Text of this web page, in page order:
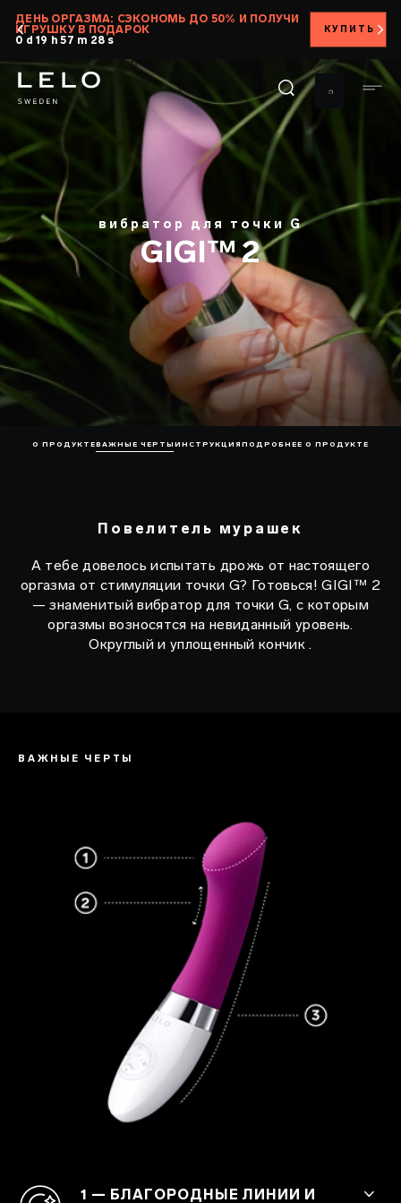
Перейти
содержанию
ДЕНЬ ОРГАЗМА: СЭКОНОМЬ ДО 50% И ПОЛУЧИ
ИГРУШКУ В ПОДАРОК
0 d 19 h 57 m 26 s
КУПИТЬ
вибратор для точки G
GIGI™ 2
О ПРОДУКТЕВАЖНЫЕ ЧЕРТЫ ИНСТРУКЦИЯ ПОДРОБНЕЕ О ПРОДУКТЕ
Повелитель мурашек
А тебе довелось испытать дрожь от настоящего
оргазма от стимуляции точки G? Готовься! GIGI™ 2
— знаменитый вибратор для точки G, с которым
оргазмы возносятся на невиданный уровень.
Округлый и уплощенный кончик .
ВАЖНЫЕ ЧЕРТЫ
1 — БЛАГОРОДНЫЕ ЛИНИИ И